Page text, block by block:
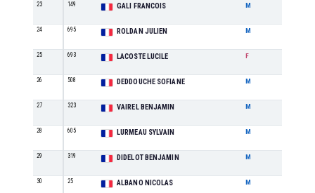
23 149 GALI FRANCOIS M
24 695 ROLDAN JULIEN M
25 693 LACOSTE LUCILE F
26 508 DEDDOUCHE SOFIANE M
27 323 VAIREL BENJAMIN M
28 605 LURMEAU SYLVAIN M
29 319 DIDELOT BENJAMIN M
30 25 ALBANO NICOLAS M